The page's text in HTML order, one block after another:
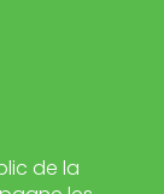
de la